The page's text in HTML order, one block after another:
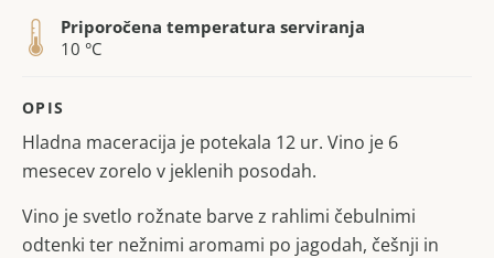
Priporočena temperatura serviranja
10 °C
OPIS
Hladna maceracija je potekala 12 ur. Vino je 6
mesecev zorelo v jeklenih posodah.
Vino je svetlo rožnate barve z rahlimi čebulnimi
odtenki ter nežnimi aromami po jagodah, češnji in